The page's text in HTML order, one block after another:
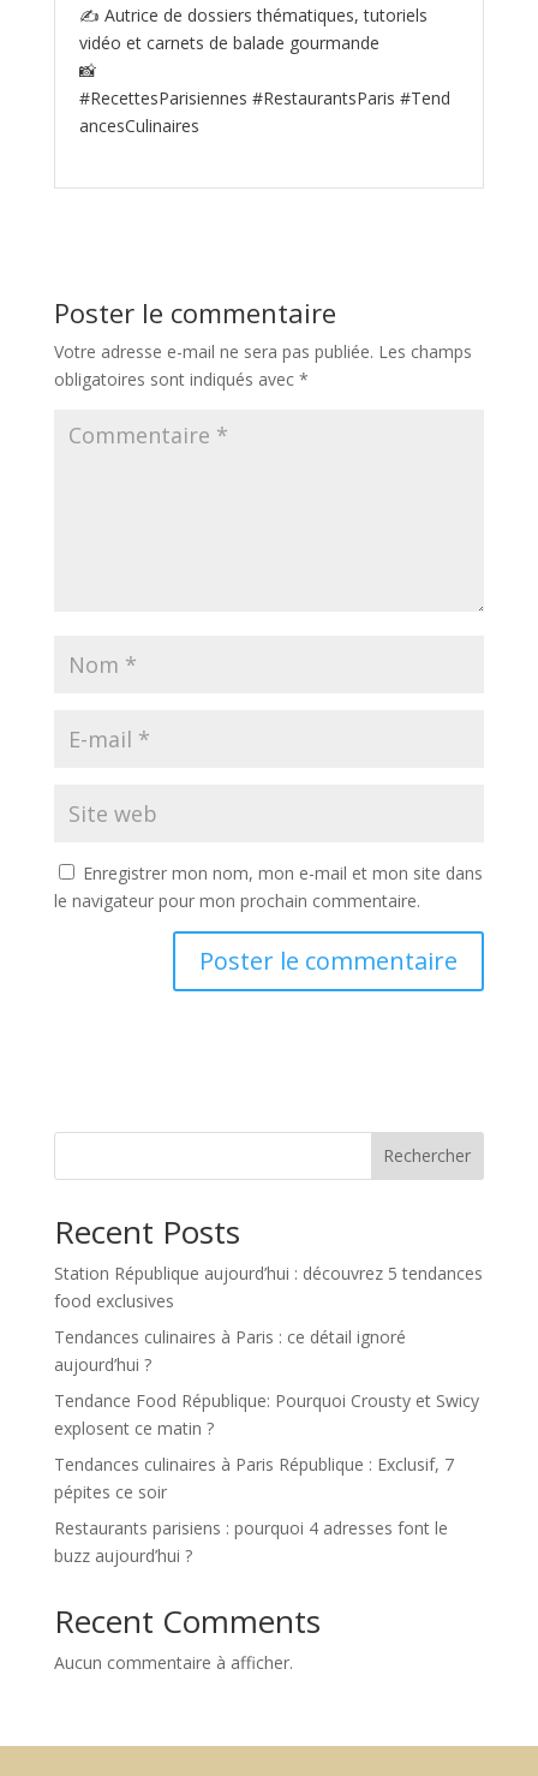
✍️ Autrice de dossiers thématiques, tutoriels
vidéo et carnets de balade gourmande
📸
#RecettesParisiennes #RestaurantsParis #Tend
ancesCulinaires
Poster le commentaire
Votre adresse e-mail ne sera pas publiée. Les champs
obligatoires sont indiqués avec *
Enregistrer mon nom, mon e-mail et mon site dans
le navigateur pour mon prochain commentaire.
Rechercher
Recent Posts
Station République aujourd’hui : découvrez 5 tendances
food exclusives
Tendances culinaires à Paris : ce détail ignoré
aujourd’hui ?
Tendance Food République: Pourquoi Crousty et Swicy
explosent ce matin ?
Tendances culinaires à Paris République : Exclusif, 7
pépites ce soir
Restaurants parisiens : pourquoi 4 adresses font le
buzz aujourd’hui ?
Recent Comments
Aucun commentaire à afficher.